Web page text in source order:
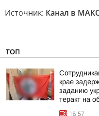
Источник: Канал в
ТОП
крае
заданию
теракт на
18:57